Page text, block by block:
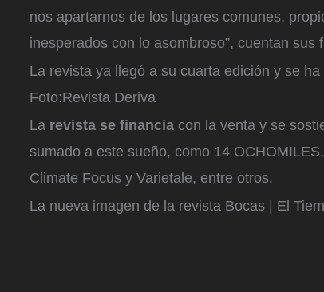
nos apartarnos de los lugares comunes,
inesperados con lo asombroso”, cuentan sus
La revista ya llegó a su cuarta edición y se
Foto:Revista Deriva
La revista se financia con la venta y se
sumado a este sueño, como 14
Climate Focus y Varietale, entre otros.
La nueva imagen de la revista Bocas | El